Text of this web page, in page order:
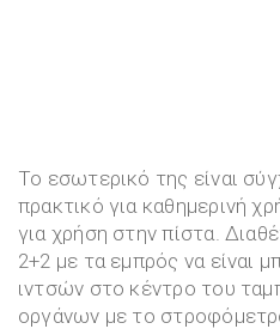
Το εσωτερικό της είναι
πρακτικό για καθημερινή
για χρήση στην πίστα.
2+2 με τα εμπρός να είναι
ιντσών στο κέντρο του
οργάνων με το